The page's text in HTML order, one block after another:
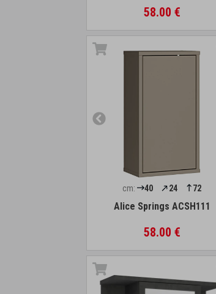
58.00 €
cm: 40 24 72
Alice Springs ACSH111
58.00 €